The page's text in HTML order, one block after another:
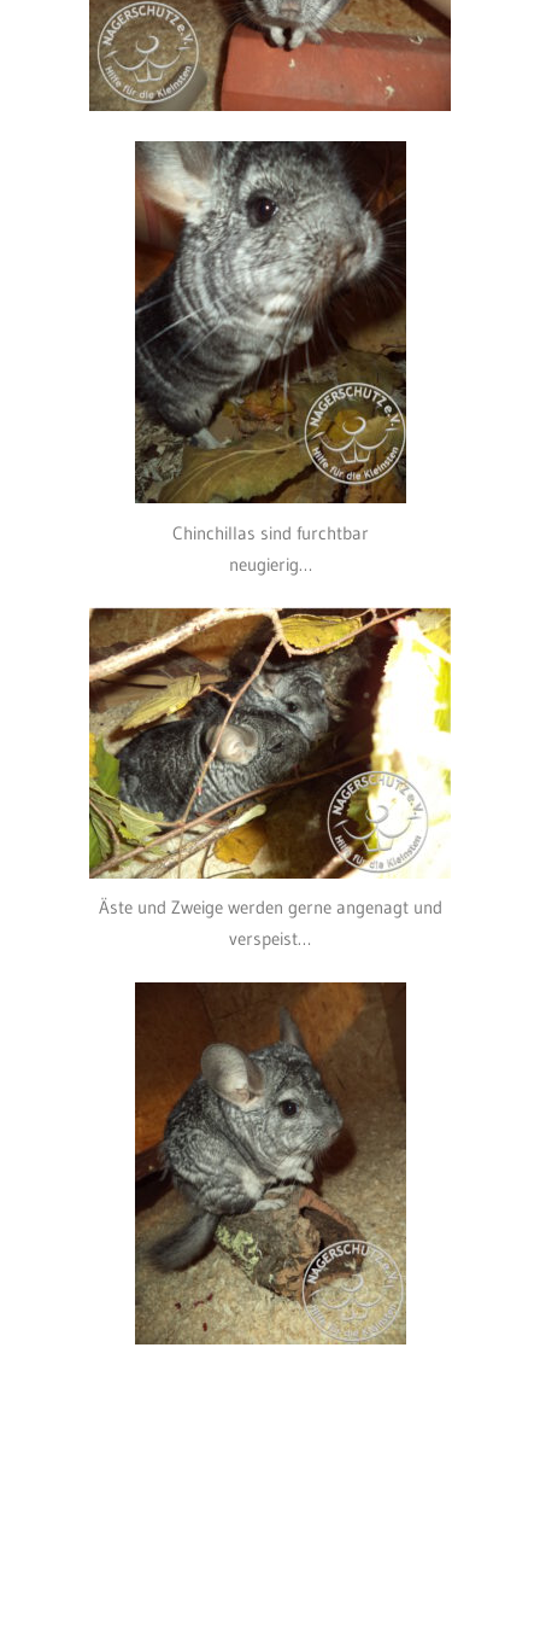
Chinchillas sind furchtbar
neugierig…
Äste und Zweige werden gerne angenagt und
verspeist…